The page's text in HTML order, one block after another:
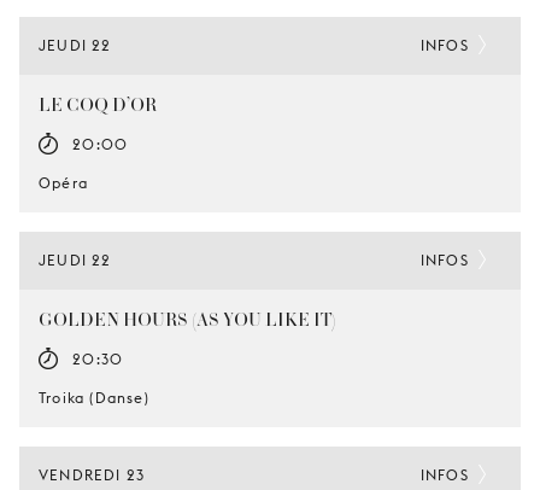
JEUDI 22
LE COQ D’OR
20:00
Opéra
INFOS
JEUDI 22
GOLDEN HOURS (AS YOU LIKE IT)
20:30
Troika (Danse)
INFOS
VENDREDI 23 INFOS